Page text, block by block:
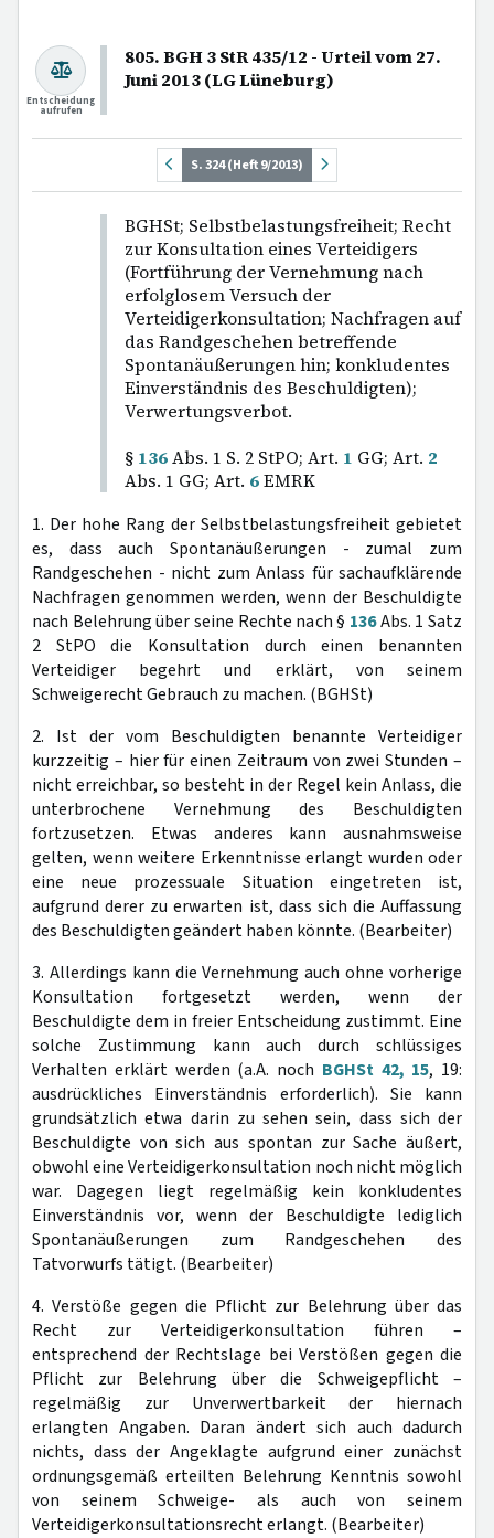
805. BGH 3 StR 435/12 - Urteil vom 27.
Juni 2013 (LG Lüneburg)
Entscheidung
aufrufen
S. 324 (Heft 9/2013)
BGHSt; Selbstbelastungsfreiheit; Recht
zur Konsultation eines Verteidigers
(Fortführung der Vernehmung nach
erfolglosem Versuch der
Verteidigerkonsultation; Nachfragen auf
das Randgeschehen betreffende
Spontanäußerungen hin; konkludentes
Einverständnis des Beschuldigten);
Verwertungsverbot.
§ 136Abs. 1 S. 2 StPO; Art. 1 GG; Art. 2
Abs. 1 GG; Art. 6EMRK
1. Der hohe Rang der Selbstbelastungsfreiheit gebietet
es, dass auch Spontanäußerungen - zumal zum
Randgeschehen - nicht zum Anlass für sachaufklärende
Nachfragen genommen werden, wenn der Beschuldigte
nach Belehrung über seine Rechte nach § 136Abs. 1 Satz
2 StPO die Konsultation durch einen benannten
Verteidiger begehrt und erklärt, von seinem
Schweigerecht Gebrauch zu machen. (BGHSt)
2. Ist der vom Beschuldigten benannte Verteidiger
kurzzeitig – hier für einen Zeitraum von zwei Stunden –
nicht erreichbar, so besteht in der Regel kein Anlass, die
unterbrochene Vernehmung des Beschuldigten
fortzusetzen. Etwas anderes kann ausnahmsweise
gelten, wenn weitere Erkenntnisse erlangt wurden oder
eine neue prozessuale Situation eingetreten ist,
aufgrund derer zu erwarten ist, dass sich die Auffassung
des Beschuldigten geändert haben könnte. (Bearbeiter)
3. Allerdings kann die Vernehmung auch ohne vorherige
Konsultation fortgesetzt werden, wenn der
Beschuldigte dem in freier Entscheidung zustimmt. Eine
solche Zustimmung kann auch durch schlüssiges
Verhalten erklärt werden (a.A. noch BGHSt 42, 15, 19:
ausdrückliches Einverständnis erforderlich). Sie kann
grundsätzlich etwa darin zu sehen sein, dass sich der
Beschuldigte von sich aus spontan zur Sache äußert,
obwohl eine Verteidigerkonsultation noch nicht möglich
war. Dagegen liegt regelmäßig kein konkludentes
Einverständnis vor, wenn der Beschuldigte lediglich
Spontanäußerungen zum Randgeschehen des
Tatvorwurfs tätigt. (Bearbeiter)
4. Verstöße gegen die Pflicht zur Belehrung über das
Recht zur Verteidigerkonsultation führen –
entsprechend der Rechtslage bei Verstößen gegen die
Pflicht zur Belehrung über die Schweigepflicht –
regelmäßig zur Unverwertbarkeit der hiernach
erlangten Angaben. Daran ändert sich auch dadurch
nichts, dass der Angeklagte aufgrund einer zunächst
ordnungsgemäß erteilten Belehrung Kenntnis sowohl
von seinem Schweige- als auch von seinem
Verteidigerkonsultationsrecht erlangt. (Bearbeiter)